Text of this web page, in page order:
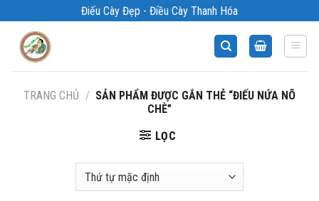
qua
Điếu Cày Đẹp - Điều Cày Thanh Hóa
TRANG CHỦ / SẢN PHẨM ĐƯỢC GẮN THẺ “ĐIẾU NỨA NÕ
CHÈ”
LỌC